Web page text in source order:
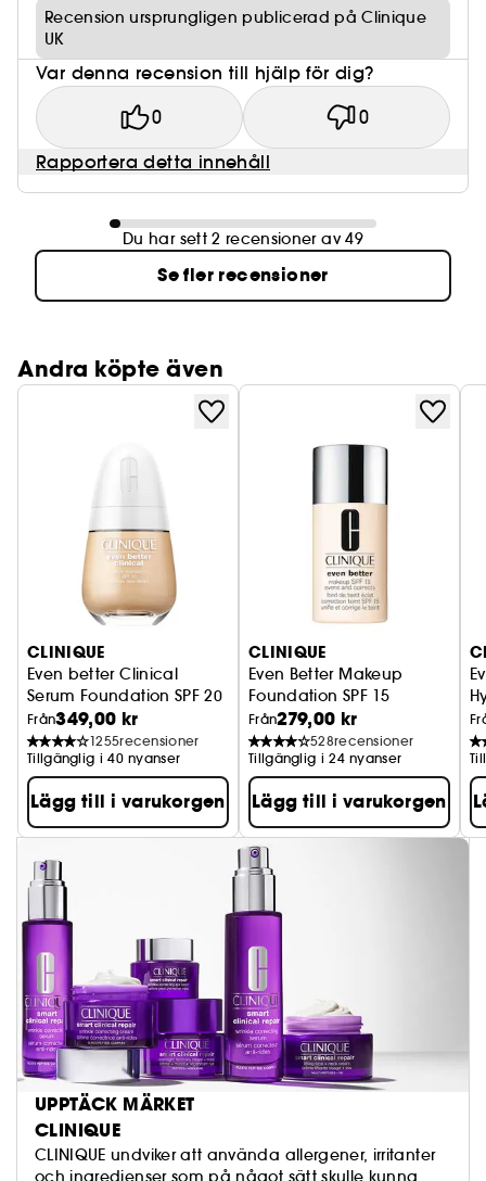
applicering.
Recension ursprungligen publicerad på Clinique
UK
Var denna recension till hjälp för dig?
0 0
Rapportera detta innehåll
Du har sett 2 recensioner av 49
Se fler recensioner
Andra köpte även
CLINIQUE
Even better Clinical
Serum Foundation SPF 20
Från349,00 kr
1255recensioner
Tillgänglig i 40 nyanser
Lägg till i varukorgen
CLINIQUE
Even Better Makeup
Foundation SPF 15
Från279,00 kr
528recensioner
Tillgänglig i 24 nyanser
Lägg till i varukorgen
UPPTÄCK MÄRKET
CLINIQUE
CLINIQUE undviker att använda allergener, irritanter
och ingredienser som på något sätt skulle kunna